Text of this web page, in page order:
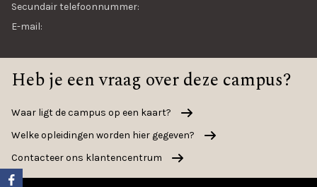
Secundair telefoonnummer:
E-mail:
Heb je een vraag over deze campus?
Waar ligt de campus op een kaart?
Welke opleidingen worden hier gegeven?
Contacteer ons klantencentrum